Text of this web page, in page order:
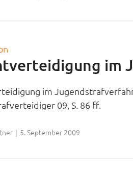
im
im
09, S. 86 ff.
| 5. September 2009